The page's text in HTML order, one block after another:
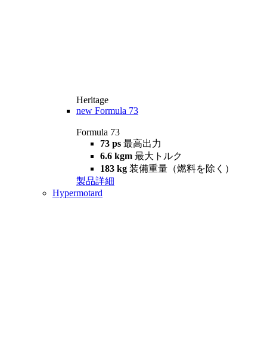
Heritage
new Formula 73
Formula 73
73 ps 最高出力
6.6 kgm 最大トルク
183 kg 装備重量（燃料を除く）
製品詳細
Hypermotard